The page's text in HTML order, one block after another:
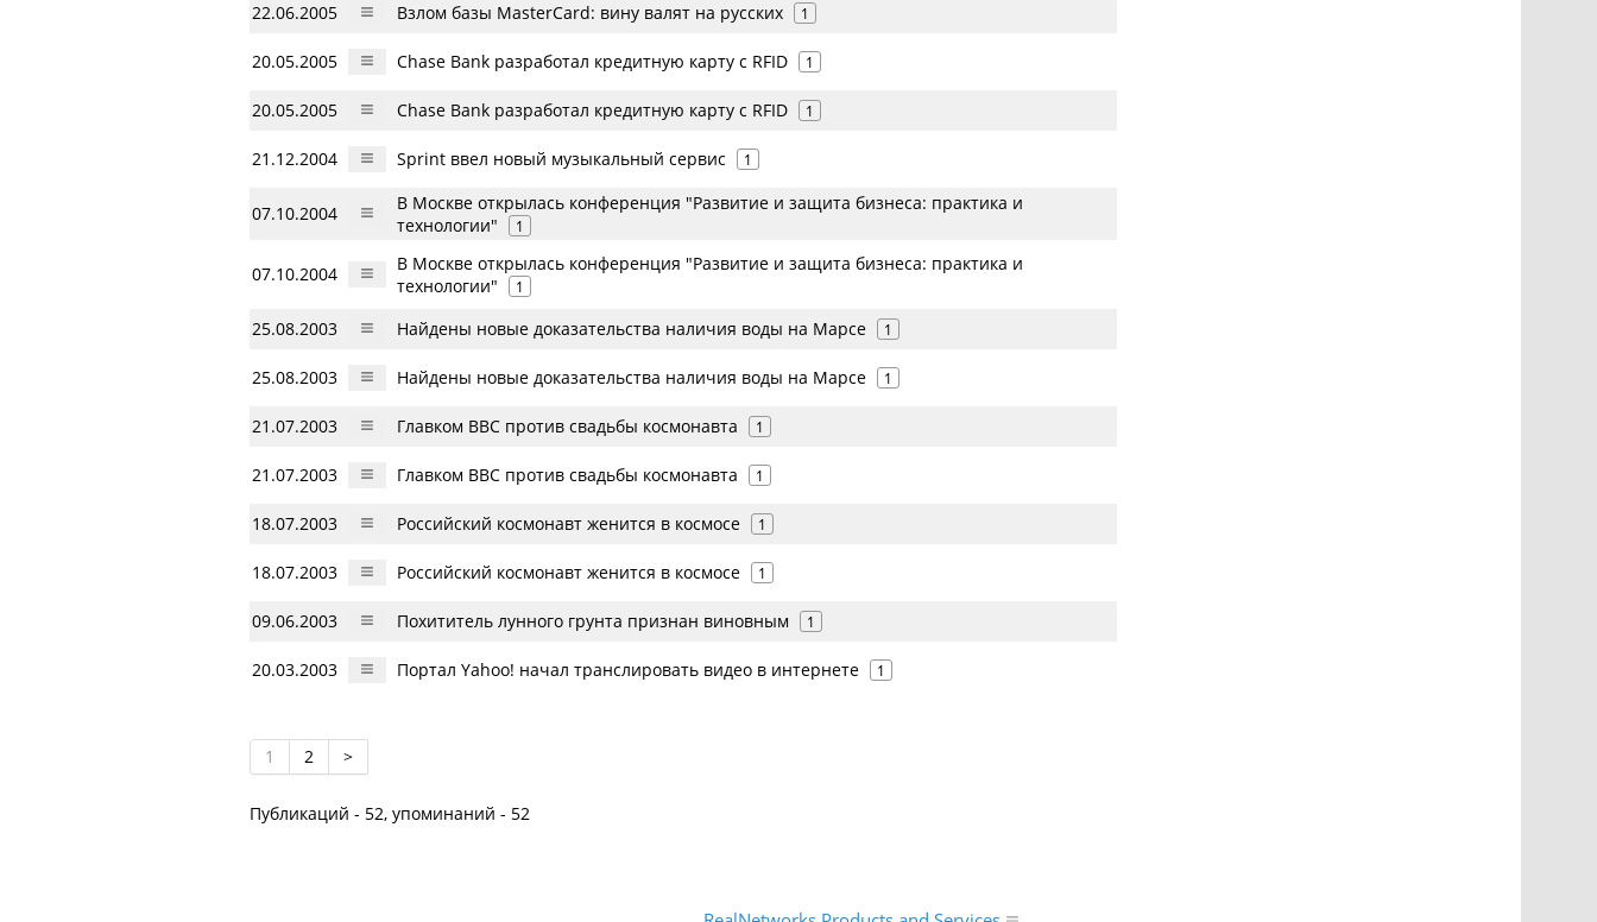
22.06.2005 Взлом базы MasterCard: вину валят на русских 1
20.05.2005 Chase Bank разработал кредитную карту с RFID 1
20.05.2005 Chase Bank разработал кредитную карту с RFID 1
21.12.2004 Sprint ввел новый музыкальный сервис 1
07.10.2004
В Москве открылась конференция "Развитие и защита бизнеса: практика и
технологии"
1
07.10.2004
В Москве открылась конференция "Развитие и защита бизнеса: практика и
технологии"
1
25.08.2003 Найдены новые доказательства наличия воды на Марсе 1
25.08.2003 Найдены новые доказательства наличия воды на Марсе 1
21.07.2003 Главком ВВС против свадьбы космонавта 1
21.07.2003 Главком ВВС против свадьбы космонавта 1
18.07.2003 Российский космонавт женится в космосе 1
18.07.2003 Российский космонавт женится в космосе 1
09.06.2003 Похититель лунного грунта признан виновным 1
20.03.2003 Портал Yahoo! начал транслировать видео в интернете 1
1 2 >
Публикаций - 52, упоминаний - 52